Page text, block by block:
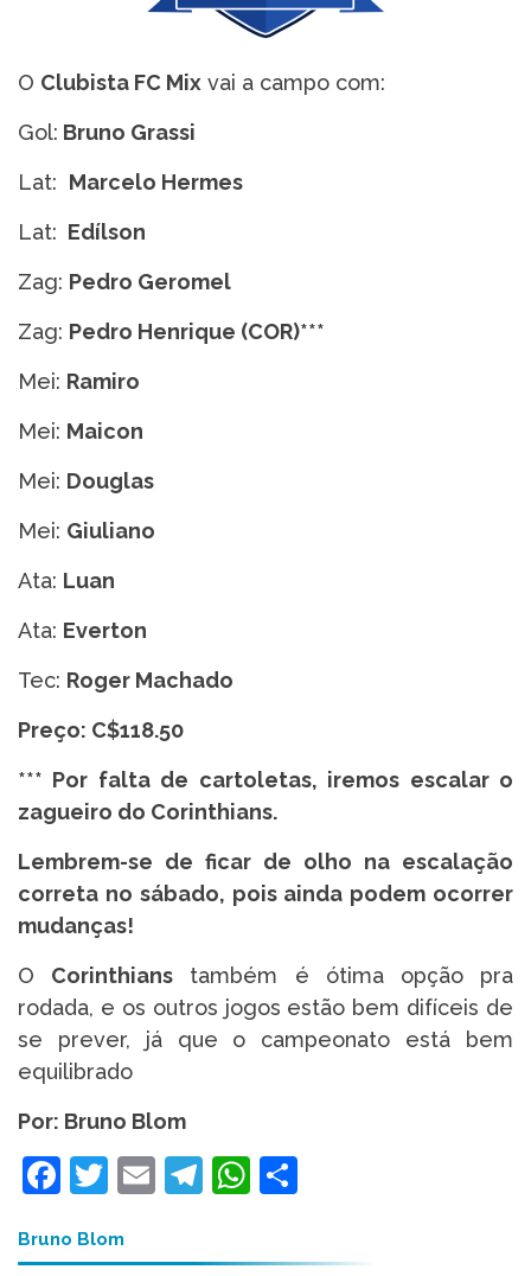
O Clubista FC Mix vai a campo com:
Gol: Bruno Grassi
Lat: Marcelo Hermes
Lat: Edílson
Zag: Pedro Geromel
Zag: Pedro Henrique (COR)***
Mei: Ramiro
Mei: Maicon
Mei: Douglas
Mei: Giuliano
Ata: Luan
Ata: Everton
Tec: Roger Machado
Preço: C$118.50
*** Por falta de cartoletas, iremos escalar o
zagueiro do Corinthians.
Lembrem-se de ficar de olho na escalação
correta no sábado, pois ainda podem ocorrer
mudanças!
O Corinthians também é ótima opção pra
rodada, e os outros jogos estão bem difíceis de
se prever, já que o campeonato está bem
equilibrado
Por: Bruno Blom
Facebook
Twitter
EmailTelegram
WhatsApp
Bruno Blom